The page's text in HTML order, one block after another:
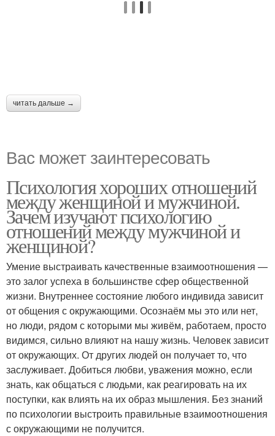
читать дальше →
Вас может заинтересовать
Психология хороших отношений
между женщиной и мужчиной.
Зачем изучают психологию
отношений между мужчиной и
женщиной?
Умение выстраивать качественные взаимоотношения —
это залог успеха в большинстве сфер общественной
жизни. Внутреннее состояние любого индивида зависит
от общения с окружающими. Осознаём мы это или нет,
но люди, рядом с которыми мы живём, работаем, просто
видимся, сильно влияют на нашу жизнь. Человек зависит
от окружающих. От других людей он получает то, что
заслуживает. Добиться любви, уважения можно, если
знать, как общаться с людьми, как реагировать на их
поступки, как влиять на их образ мышления. Без знаний
по психологии выстроить правильные взаимоотношения
с окружающими не получится.